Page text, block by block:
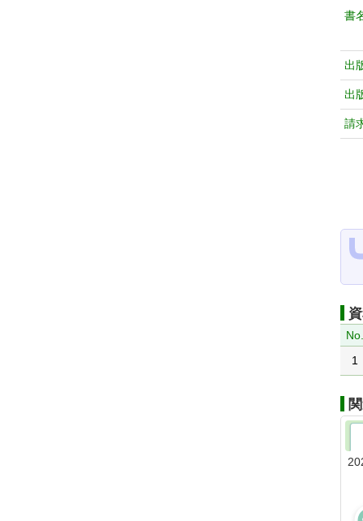
書
出
出
請
No.
1